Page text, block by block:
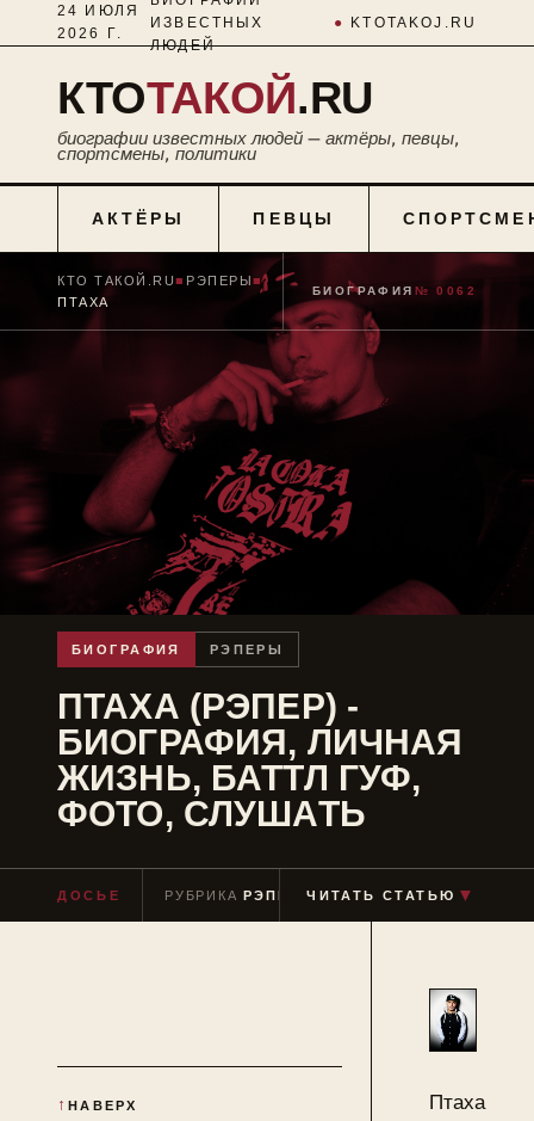
24 ИЮЛЯ
2026 Г.
ИЗВЕСТНЫХ
ЛЮДЕЙ
● KTOTAKOJ.RU
КТОТАКОЙ.RU
биографии известных людей — актёры, певцы,
спортсмены, политики
АКТЁРЫ ПЕВЦЫ
КТО ТАКОЙ.RU■ РЭПЕРЫ■
ПТАХА
БИОГРАФИЯ № 0062
БИОГРАФИЯ РЭПЕРЫ
ПТАХА (РЭПЕР) -
БИОГРАФИЯ, ЛИЧНАЯ
ЖИЗНЬ, БАТТЛ ГУФ,
ФОТО, СЛУШАТЬ
ДОСЬЕ РУБРИКАРЭПЕРЫ ЧТЕНИЕ≈ 7 МИН
ЧИТАТЬ СТАТЬЮ ▼
НАВЕРХ
Птаха